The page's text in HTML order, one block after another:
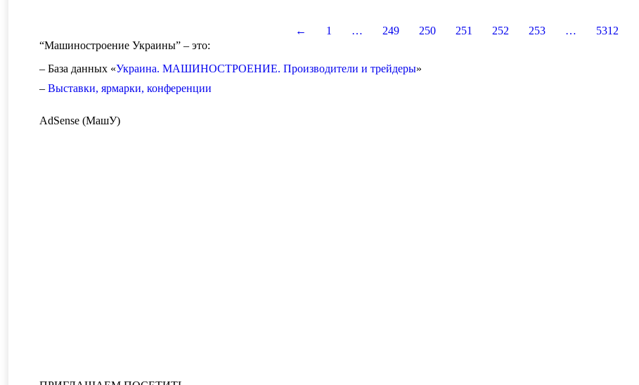
← 1 … 249 250 251 252 253 … 5312
“Машиностроение Украины” – это:
– База данных «Украина. МАШИНОСТРОЕНИЕ. Производители и трейдеры»
– Выставки, ярмарки, конференции
AdSense (МашУ)